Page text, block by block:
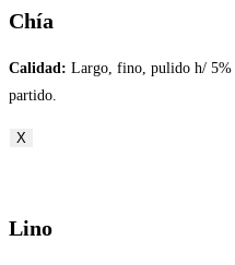
Chía
Calidad: Largo, fino, pulido h/ 5%
partido.
X
Lino